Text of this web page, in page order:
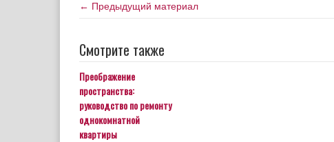
← Предыдущий материал
Смотрите также
Преображение
пространства:
руководство по ремонту
однокомнатной
квартиры